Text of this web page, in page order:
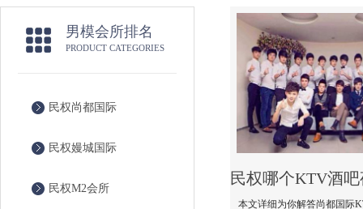
男模会所排名
PRODUCT CATEGORIES
民权尚都国际
民权嫚城国际
民权M2会所